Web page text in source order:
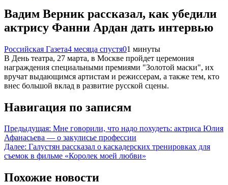
Вадим Верник рассказал, как убедили
актрису Фанни Ардан дать интервью
Российская Газета4 месяца спустя01 минуты
В День театра, 27 марта, в Москве пройдет церемония
награждения специальными премиями "Золотой маски", их
вручат выдающимся артистам и режиссерам, а также тем, кто
внес большой вклад в развитие русской сцены.
Навигация по записям
Предыдущая: Мне говорили, что надо похудеть: актриса Юлия
Афанасьева — о закулисье профессии
Далее: Галустян рассказал о каскадерских тренировках для
съемок в фильме «Королек моей любви»
Похожие новости